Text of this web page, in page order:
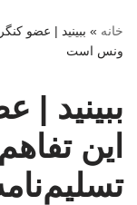
خانه » ببینید | عضو
ونس است
ببینید |
این